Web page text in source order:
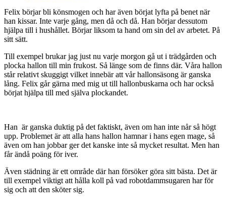
Felix börjar bli könsmogen och har även börjat lyfta på benet när
han kissar. Inte varje gång, men då och då. Han börjar dessutom
hjälpa till i hushållet. Börjar liksom ta hand om sin del av arbetet. På
sitt sätt.
Till exempel brukar jag just nu varje morgon gå ut i trädgården och
plocka hallon till min frukost. Så länge som de finns där. Våra hallon
står relativt skuggigt vilket innebär att vår hallonsäsong är ganska
lång. Felix går gärna med mig ut till hallonbuskarna och har också
börjat hjälpa till med själva plockandet.
Han är ganska duktig på det faktiskt, även om han inte når så högt
upp. Problemet är att alla hans hallon hamnar i hans egen mage, så
även om han jobbar ger det kanske inte så mycket resultat. Men han
får ändå poäng för iver.
Även städning är ett område där han försöker göra sitt bästa. Det är
till exempel viktigt att hålla koll på vad robotdammsugaren har för
sig och att den sköter sig.